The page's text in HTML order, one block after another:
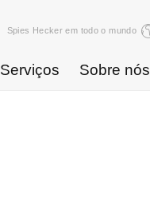
Spies Hecker em todo o mundo
Serviços Sobre nós